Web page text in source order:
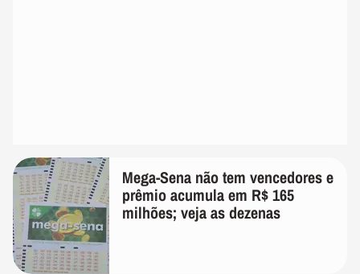
Mega-Sena não tem vencedores e
prêmio acumula em R$ 165
milhões; veja as dezenas